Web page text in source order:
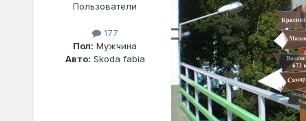
Пользователи
177
Пол: Мужчина
Авто: Skoda fabia